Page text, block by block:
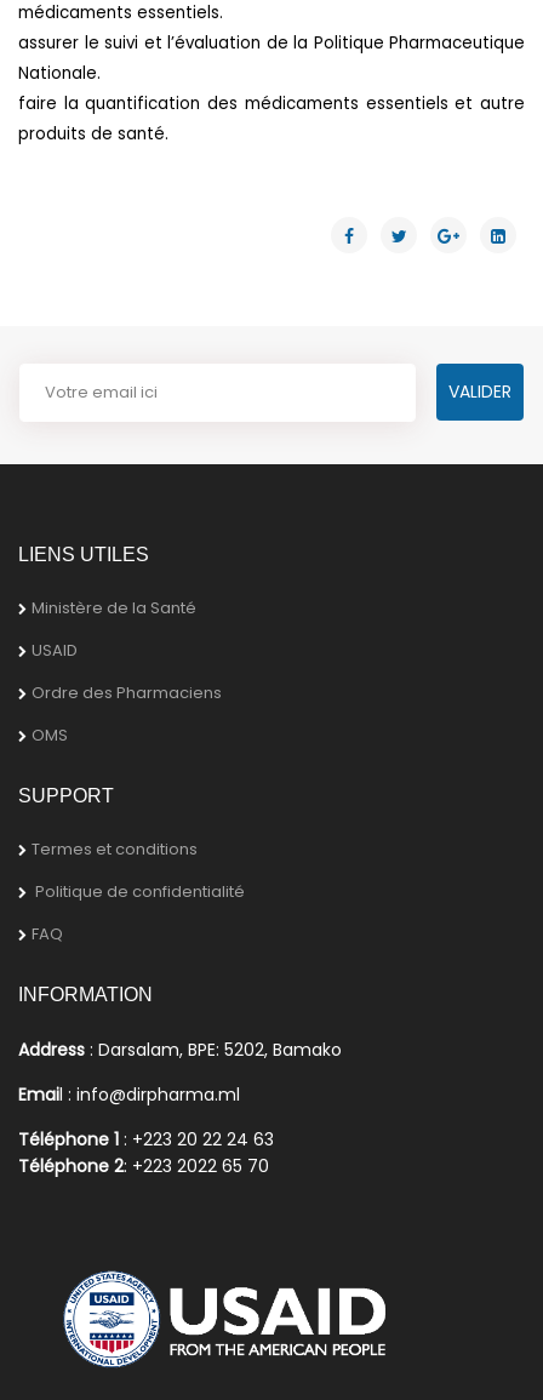
médicaments essentiels.
assurer le suivi et l’évaluation de la Politique Pharmaceutique
Nationale.
faire la quantification des médicaments essentiels et autre
produits de santé.
LIENS UTILES
Ministère de la Santé
USAID
Ordre des Pharmaciens
OMS
SUPPORT
Termes et conditions
Politique de confidentialité
FAQ
INFORMATION
Address : Darsalam, BPE: 5202, Bamako
Email : info@dirpharma.ml
Téléphone 1 : +223 20 22 24 63
Téléphone 2: +223 2022 65 70